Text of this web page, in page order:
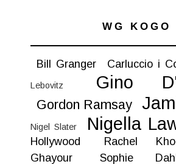
WG KOGO
Bill Granger Carluccio i
Lebovitz Gino
Gordon Ramsay
Nigel Slater Nigella
Hollywood
Rachel
Ghayour
Sophie